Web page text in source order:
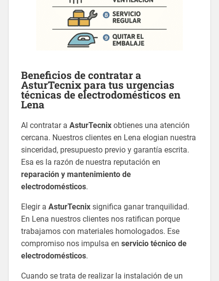
Beneficios de contratar a
AsturTecnixpara tus urgencias
técnicas de electrodomésticos en
Lena
Al contratar a AsturTecnixobtienes una atención
cercana. Nuestros clientes en Lena elogian nuestra
sinceridad, presupuesto previo y garantía escrita.
Esa es la razón de nuestra reputación en
reparación y mantenimiento de
electrodomésticos.
Elegir a AsturTecnixsignifica ganar tranquilidad.
En Lena nuestros clientes nos ratifican porque
trabajamos con materiales homologados. Ese
compromiso nos impulsa en servicio técnico de
electrodomésticos.
Cuando se trata de realizar la instalación de un